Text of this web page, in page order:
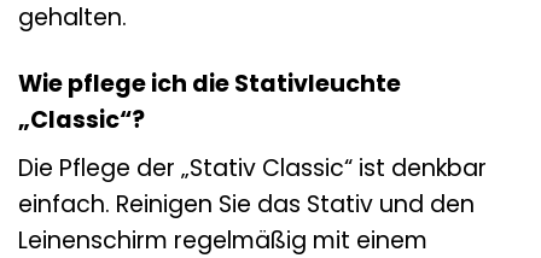
gehalten.
Wie pflege ich die Stativleuchte
„Classic“?
Die Pflege der „Stativ Classic“ ist denkbar
einfach. Reinigen Sie das Stativ und den
Leinenschirm regelmäßig mit einem